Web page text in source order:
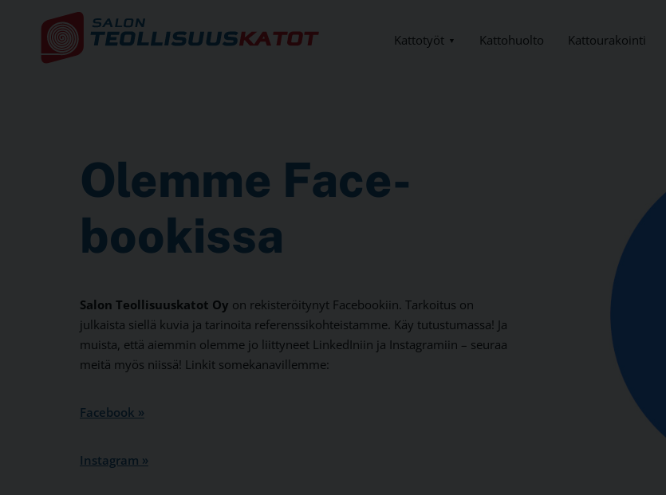
Kattotyöt Kattohuolto Kattourakointi
Olemme Face­
bookissa
Salon Teollisuuskatot Oy on rekisteröitynyt Facebookiin. Tarkoitus on
julkaista siellä kuvia ja tarinoita referenssikohteistamme. Käy tutustumassa! Ja
muista, että aiemmin olemme jo liittyneet LinkedIniin ja Instagramiin – seuraa
meitä myös niissä! Linkit somekanavillemme:
Facebook »
Instagram »